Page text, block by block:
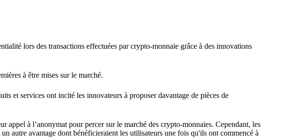
lors des transactions effectuées par crypto-monnaie grâce à des innovations
à être mises sur le marché.
et services ont incité les innovateurs à proposer davantage de pièces de
appel à l’anonymat pour percer sur le marché des crypto-monnaies. Cependant, les
autre avantage dont bénéficieraient les utilisateurs une fois qu'ils ont commencé à